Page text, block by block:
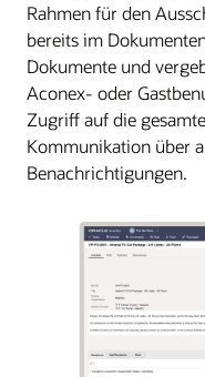
Rahmen für den
bereits im
Dokumente und
Aconex- oder
Zugriff auf die
Kommunikation über
Benachrichtigungen.